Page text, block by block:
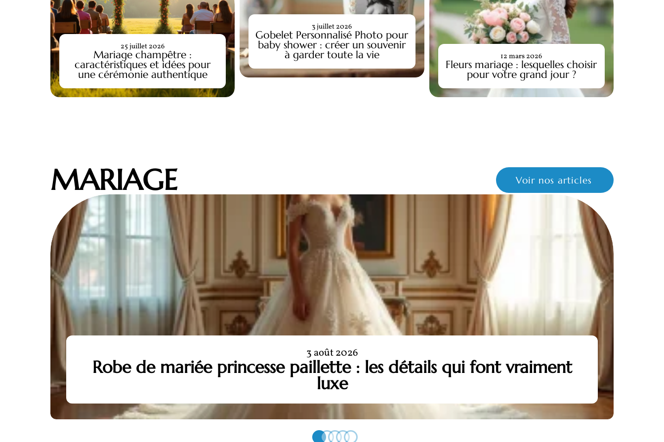
Mariage champêtre :
caractéristiques et idées pour
une cérémonie authentique
25 juillet 2026
Gobelet Personnalisé Photo pour
baby shower : créer un souvenir
à garder toute la vie
3 juillet 2026
Fleurs mariage : lesquelles choisir
pour votre grand jour ?
12 mars 2026
MARIAGE Voir nos articles
Robe de mariée princesse paillette : les détails qui font vraiment
luxe
3 août 2026